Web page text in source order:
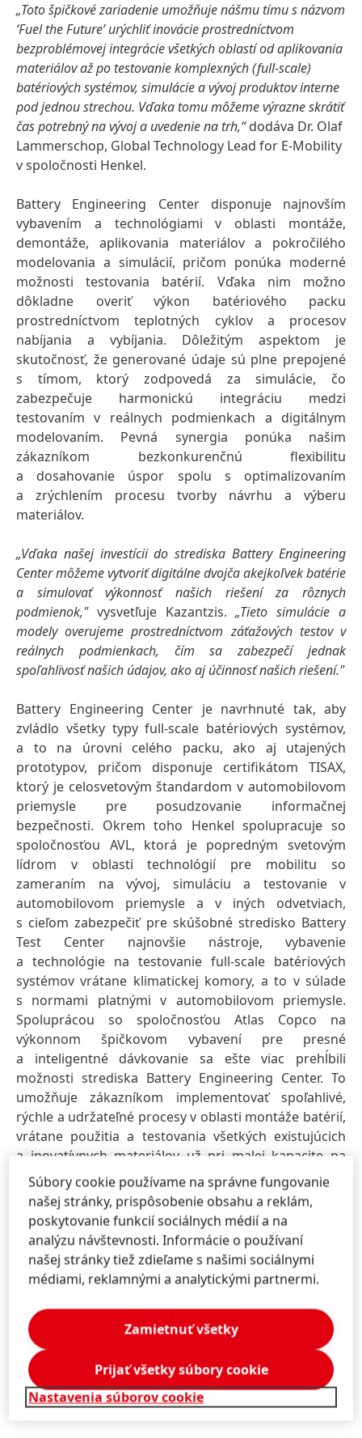
„Toto špičkové zariadenie umožňuje nášmu tímu s názvom
‘Fuel the Future’ urýchliť inovácie prostredníctvom
bezproblémovej integrácie všetkých oblastí od aplikovania
materiálov až po testovanie komplexných(full-scale)
batériových systémov, simulácie a vývoj produktov interne
pod jednou strechou. Vďaka tomu môžeme výrazne skrátiť
čas potrebný na vývoj a uvedenie na trh,“dodáva Dr. Olaf
Lammerschop, Global Technology Lead for E-Mobility
v spoločnosti Henkel.
Battery Engineering Center disponuje najnovším
vybavením a technológiami v oblasti montáže,
demontáže, aplikovania materiálov a pokročilého
modelovania a simulácií, pričom ponúka moderné
možnosti testovania batérií. Vďaka nim možno
dôkladne overiť výkon batériového packu
prostredníctvom teplotných cyklov a procesov
nabíjania a vybíjania. Dôležitým aspektom je
skutočnosť, že generované údaje sú plne prepojené
s tímom, ktorý zodpovedá za simulácie, čo
zabezpečuje harmonickú integráciu medzi
testovaním v reálnych podmienkach a digitálnym
modelovaním. Pevná synergia ponúka našim
zákazníkom bezkonkurenčnú flexibilitu
a dosahovanie úspor spolu s optimalizovaním
a zrýchlením procesu tvorby návrhu a výberu
materiálov.
„Vďaka našej investícii do strediska Battery Engineering
Center môžeme vytvoriť digitálne dvojča akejkoľvek batérie
a simulovať výkonnosť našich riešení za rôznych
podmienok,"vysvetľuje Kazantzis.„Tieto simulácie a
modely overujeme prostredníctvom záťažových testov v
reálnych podmienkach, čím sa zabezpečí jednak
spoľahlivosť našich údajov, ako aj účinnosť našich riešení."
Battery Engineering Center je navrhnuté tak, aby
zvládlo všetky typy full-scale batériových systémov,
a to na úrovni celého packu, ako aj utajených
prototypov, pričom disponuje certifikátom TISAX,
ktorý je celosvetovým štandardom v automobilovom
priemysle pre posudzovanie informačnej
bezpečnosti. Okrem toho Henkel spolupracuje so
spoločnosťou AVL, ktorá je popredným svetovým
lídrom v oblasti technológií pre mobilitu so
zameraním na vývoj, simuláciu a testovanie v
automobilovom priemysle a v iných odvetviach,
s cieľom zabezpečiť pre skúšobné stredisko Battery
Test Center najnovšie nástroje, vybavenie
a technológie na testovanie full-scale batériových
systémov vrátane klimatickej komory, a to v súlade
s normami platnými v automobilovom priemysle.
Spoluprácou so spoločnosťou Atlas Copco na
výkonnom špičkovom vybavení pre presné
a inteligentné dávkovanie sa ešte viac prehĺbili
možnosti strediska Battery Engineering Center. To
umožňuje zákazníkom implementovať spoľahlivé,
rýchle a udržateľné procesy v oblasti montáže batérií,
vrátane použitia a testovania všetkých existujúcich
a inovatívnych materiálov už pri malej kapacite na
účely vývoja až po rýchlosť potrebnú pri sériovej
výrobe.
Battery Engineering Center v Düsseldorfe je
priekopníckym zariadením, ktoré predstavuje len
začiatok. Spoločnosť Henkel plánuje vytvoriť
celosvetovú sieť takýchto centier, pričom prvé z nich
budú vybudované v USA a v Číne. Táto prepojená sieť
bude fungovať na báze zdieľaných digitálnych
platforiem a podporí bezproblémovú
medziregionálnu spoluprácu medzi globálnymi
tímami, OEM výrobcami a výrobcami batérií.
Súbory cookie používame na správne fungovanie
našej stránky, prispôsobenie obsahu a reklám,
poskytovanie funkcií sociálnych médií a na
analýzu návštevnosti. Informácie o používaní
našej stránky tiež zdieľame s našimi sociálnymi
médiami, reklamnými a analytickými partnermi.
Nastavenia súborov cookie
Zamietnuť všetky
Prijať všetky súbory cookie